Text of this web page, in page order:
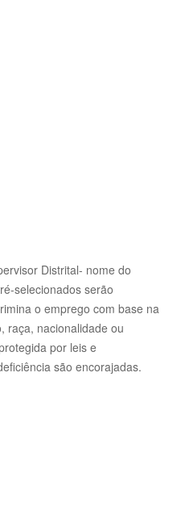
Distrital- nome do
selecionados serão
o emprego com base na
raça, nacionalidade ou
por leis e
são encorajadas.